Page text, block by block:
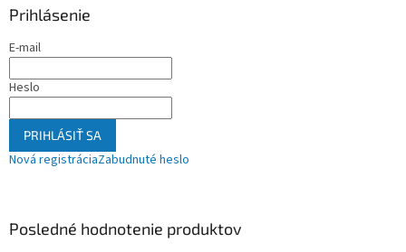
Prihlásenie
E-mail
Heslo
PRIHLÁSIŤ SA
Nová registráciaZabudnuté heslo
Posledné hodnotenie produktov